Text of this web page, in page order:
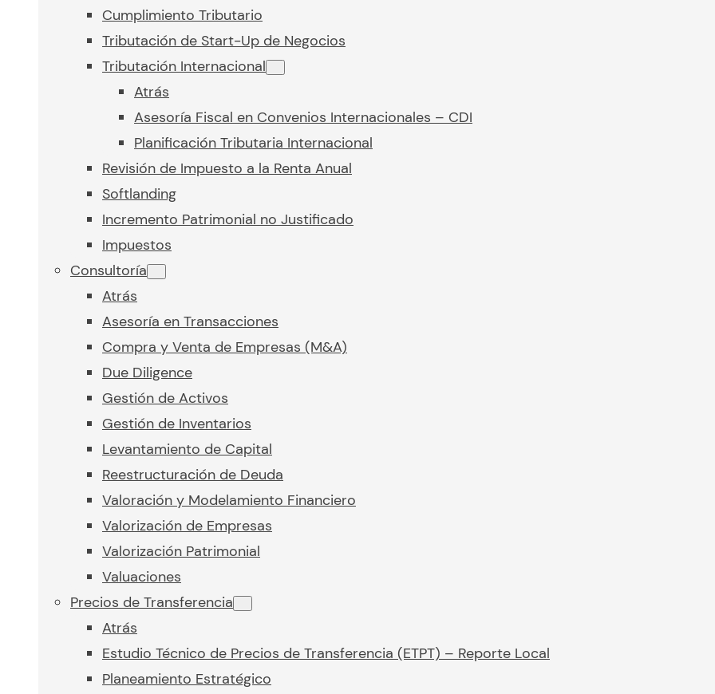
Cumplimiento Tributario
Tributación de Start-Up de Negocios
Tributación Internacional
Atrás
Asesoría Fiscal en Convenios Internacionales – CDI
Planificación Tributaria Internacional
Revisión de Impuesto a la Renta Anual
Softlanding
Incremento Patrimonial no Justificado
Impuestos
Consultoría
Atrás
Asesoría en Transacciones
Compra y Venta de Empresas (M&A)
Due Diligence
Gestión de Activos
Gestión de Inventarios
Levantamiento de Capital
Reestructuración de Deuda
Valoración y Modelamiento Financiero
Valorización de Empresas
Valorización Patrimonial
Valuaciones
Precios de Transferencia
Atrás
Estudio Técnico de Precios de Transferencia (ETPT) – Reporte Local
Planeamiento Estratégico